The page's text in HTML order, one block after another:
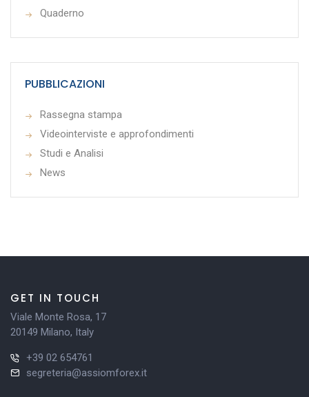
Quaderno
PUBBLICAZIONI
Rassegna stampa
Videointerviste e approfondimenti
Studi e Analisi
News
GET IN TOUCH
Viale Monte Rosa, 17
20149 Milano, Italy
+39 02 654761
segreteria@assiomforex.it